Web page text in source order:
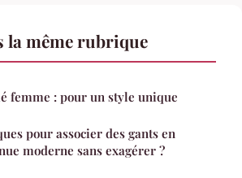
la même rubrique
femme : pour un style unique
pour associer des gants en
moderne sans exagérer ?